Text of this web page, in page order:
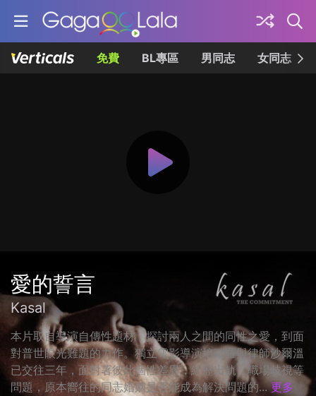
免費 BL專區 男同志 女同志
愛的誓言
Kasal
本片取自導演自傳性題材，探討兩人之間的同性之愛，到面
對普世眼光難題的力作。獨立電影導演培歐羅與律師沙爾溫
已交往三年，面對著彼此個性差異，經歷出軌、職場歧視等
問題，原本嚮往的同志婚姻是否能成為解決問題的... 更多